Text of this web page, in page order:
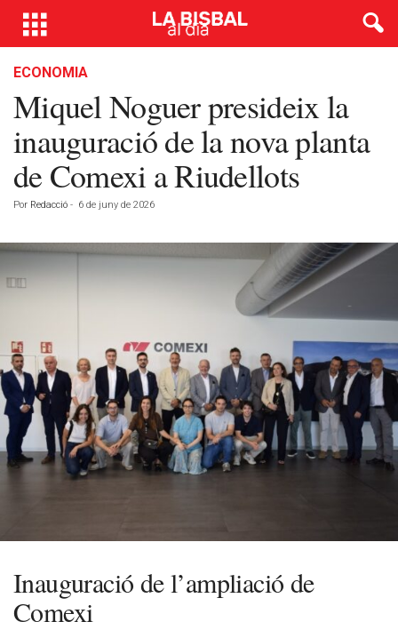
ECONOMIA
Miquel Noguer presideix la
inauguració de la nova planta
de Comexi a Riudellots
Por Redacció - 6 de juny de 2026
Inauguració de l’ampliació de
Comexi